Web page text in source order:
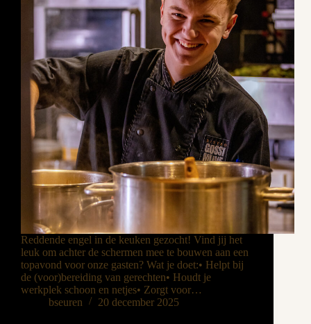
Reddende engel in de keuken gezocht! Vind jij het
leuk om achter de schermen mee te bouwen aan een
topavond voor onze gasten? Wat je doet:• Helpt bij
de (voor)bereiding van gerechten• Houdt je
werkplek schoon en netjes• Zorgt voor…
bseuren
20 december 2025